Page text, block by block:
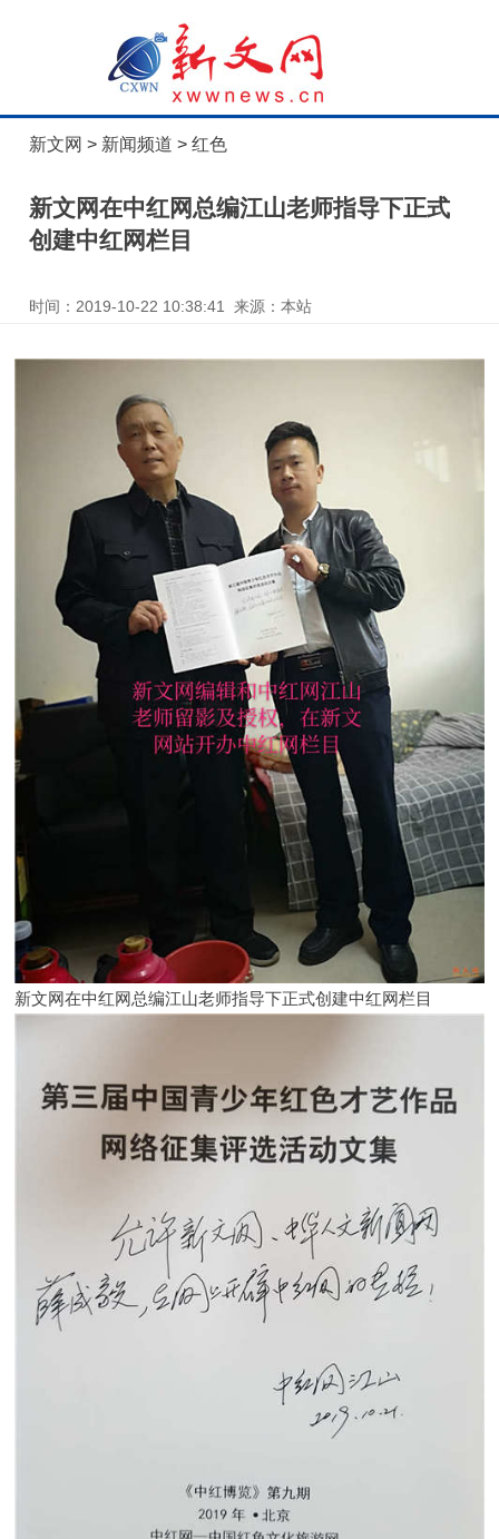
新文网 > 新闻频道 >红色
新文网在中红网总编江山老师指导下正式
创建中红网栏目
时间：2019-10-22 10:38:41 来源：本站
新文网在中红网总编江山老师指导下正式创建中红网栏目